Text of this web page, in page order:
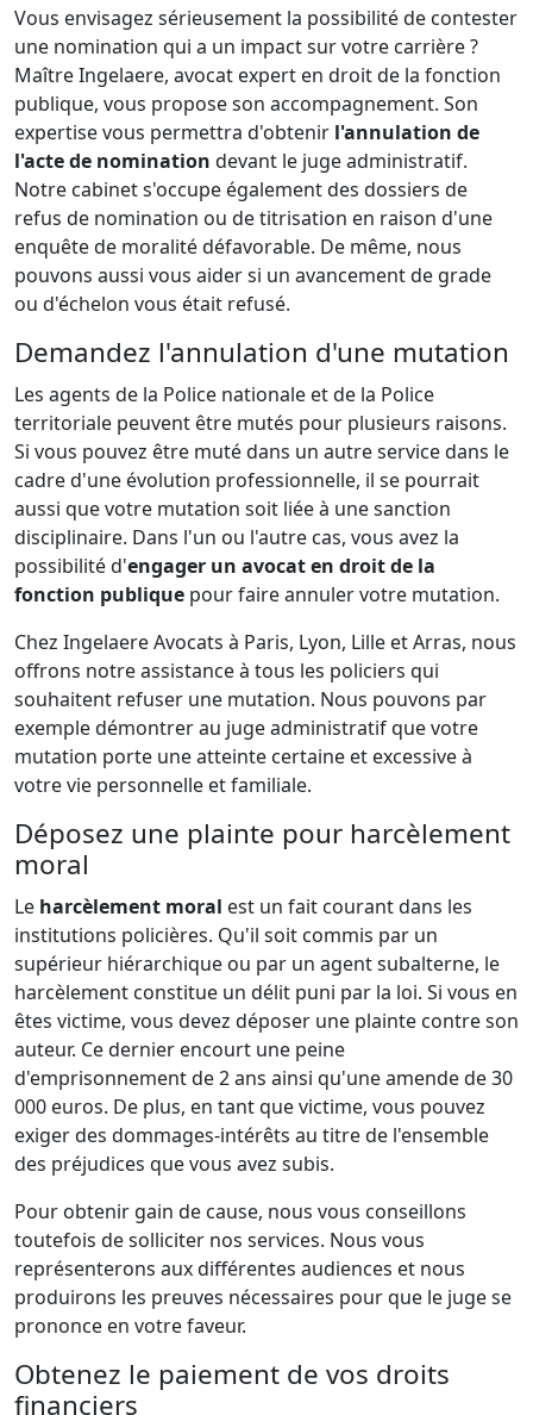
Vous envisagez sérieusement la possibilité de contester
une nomination qui a un impact sur votre carrière ?
Maître Ingelaere, avocat expert en droit de la fonction
publique, vous propose son accompagnement. Son
expertise vous permettra d'obtenir l'annulation de
l'acte de nomination devant le juge administratif.
Notre cabinet s'occupe également des dossiers de
refus de nomination ou de titrisation en raison d'une
enquête de moralité défavorable. De même, nous
pouvons aussi vous aider si un avancement de grade
ou d'échelon vous était refusé.
Demandez l'annulation d'une mutation
Les agents de la Police nationale et de la Police
territoriale peuvent être mutés pour plusieurs raisons.
Si vous pouvez être muté dans un autre service dans le
cadre d'une évolution professionnelle, il se pourrait
aussi que votre mutation soit liée à une sanction
disciplinaire. Dans l'un ou l'autre cas, vous avez la
possibilité d'engager un avocat en droit de la
fonction publique pour faire annuler votre mutation.
Chez Ingelaere Avocats à Paris, Lyon, Lille et Arras, nous
offrons notre assistance à tous les policiers qui
souhaitent refuser une mutation. Nous pouvons par
exemple démontrer au juge administratif que votre
mutation porte une atteinte certaine et excessive à
votre vie personnelle et familiale.
Déposez une plainte pour harcèlement
moral
Le harcèlement moral est un fait courant dans les
institutions policières. Qu'il soit commis par un
supérieur hiérarchique ou par un agent subalterne, le
harcèlement constitue un délit puni par la loi. Si vous en
êtes victime, vous devez déposer une plainte contre son
auteur. Ce dernier encourt une peine
d'emprisonnement de 2 ans ainsi qu'une amende de 30
000 euros. De plus, en tant que victime, vous pouvez
exiger des dommages-intérêts au titre de l'ensemble
des préjudices que vous avez subis.
Pour obtenir gain de cause, nous vous conseillons
toutefois de solliciter nos services. Nous vous
représenterons aux différentes audiences et nous
produirons les preuves nécessaires pour que le juge se
prononce en votre faveur.
Obtenez le paiement de vos droits
financiers